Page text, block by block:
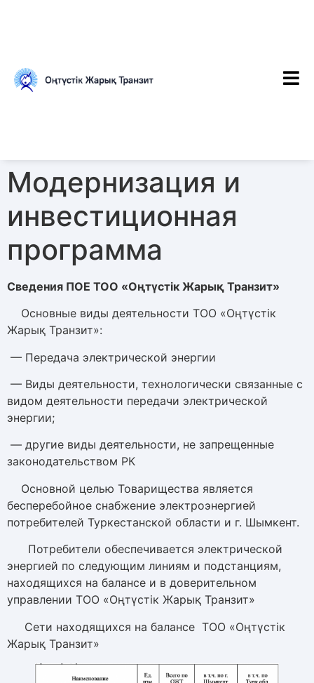
Модернизация и
инвестиционная
программа
Сведения ПОЕ ТОО «Оңтүстік Жарық Транзит»
Основные виды деятельности ТОО «Оңтүстік
Жарық Транзит»:
— Передача электрической энергии
— Виды деятельности, технологически связанные с
видом деятельности передачи электрической
энергии;
— другие виды деятельности, не запрещенные
законодательством РК
Основной целью Товарищества является
бесперебойное снабжение электроэнергией
потребителей Туркестанской области и г. Шымкент.
Потребители обеспечивается электрической
энергией по следующим линиям и подстанциям,
находящихся на балансе и в доверительном
управлении ТОО «Оңтүстік Жарық Транзит»
Сети находящихся на балансе ТОО «Оңтүстік
Жарық Транзит»